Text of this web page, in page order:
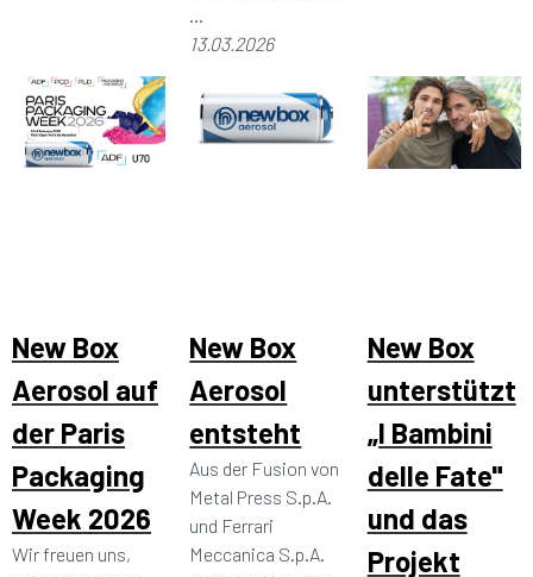
...
13.03.2026
New Box
Aerosol auf
der Paris
Packaging
Week 2026
Wir freuen uns,
New Box
Aerosol
entsteht
Aus der Fusion von
Metal Press S.p.A.
und Ferrari
Meccanica S.p.A.
New Box
unterstützt
„I Bambini
delle Fate"
und das
Projekt